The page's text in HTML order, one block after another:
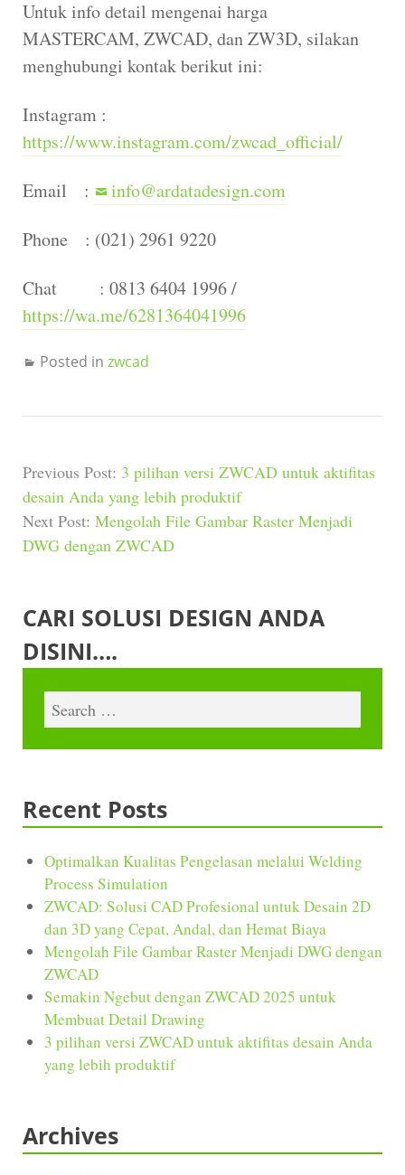
Untuk info detail mengenai harga
MASTERCAM, ZWCAD, dan ZW3D, silakan
menghubungi kontak berikut ini:
Instagram :
https://www.instagram.com/zwcad_official/
Email :
info@ardatadesign.com
Phone : (021) 2961 9220
Chat : 0813 6404 1996 /
https://wa.me/6281364041996
Posted in zwcad
Previous Post: 3 pilihan versi ZWCAD untuk aktifitas
desain Anda yang lebih produktif
Next Post: Mengolah File Gambar Raster Menjadi
DWG dengan ZWCAD
CARI SOLUSI DESIGN ANDA
DISINI….
Recent Posts
Optimalkan Kualitas Pengelasan melalui Welding
Process Simulation
ZWCAD: Solusi CAD Profesional untuk Desain 2D
dan 3D yang Cepat, Andal, dan Hemat Biaya
Mengolah File Gambar Raster Menjadi DWG dengan
ZWCAD
Semakin Ngebut dengan ZWCAD 2025 untuk
Membuat Detail Drawing
3 pilihan versi ZWCAD untuk aktifitas desain Anda
yang lebih produktif
Archives